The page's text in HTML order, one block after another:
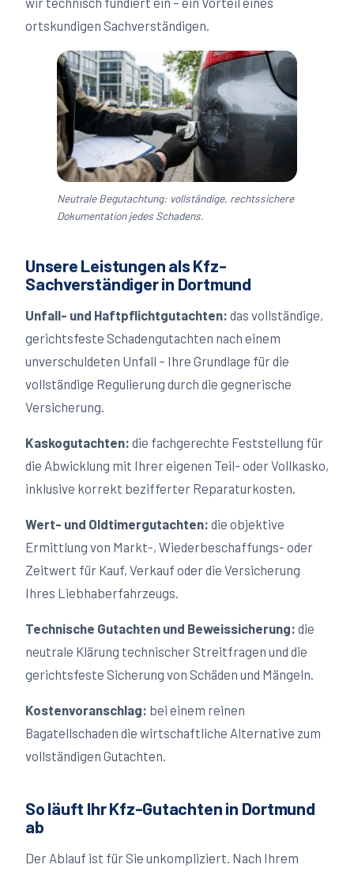
ortskundigen Sachverständigen.
Neutrale Begutachtung: vollständige, rechtssichere
Dokumentation jedes Schadens.
Unsere Leistungen als Kfz-
Sachverständiger in Dortmund
Unfall- und Haftpflichtgutachten: das vollständige,
gerichtsfeste Schadengutachten nach einem
unverschuldeten Unfall – Ihre Grundlage für die
vollständige Regulierung durch die gegnerische
Versicherung.
Kaskogutachten: die fachgerechte Feststellung für
die Abwicklung mit Ihrer eigenen Teil- oder Vollkasko,
inklusive korrekt bezifferter Reparaturkosten.
Wert- und Oldtimergutachten: die objektive
Ermittlung von Markt-, Wiederbeschaffungs- oder
Zeitwert für Kauf, Verkauf oder die Versicherung
Ihres Liebhaberfahrzeugs.
Technische Gutachten und Beweissicherung: die
neutrale Klärung technischer Streitfragen und die
gerichtsfeste Sicherung von Schäden und Mängeln.
Kostenvoranschlag: bei einem reinen
Bagatellschaden die wirtschaftliche Alternative zum
vollständigen Gutachten.
So läuft Ihr Kfz-Gutachten in Dortmund
ab
Der Ablauf ist für Sie unkompliziert. Nach Ihrem